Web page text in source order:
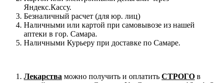
Яндекс.Кассу.
Безналичный расчет (для юр. лиц)
Наличными или картой при самовывозе из нашей
аптеки в гор. Самара.
Наличными Курьеру при доставке по Самаре.
Лекарства можно получить и оплатить СТРОГО в